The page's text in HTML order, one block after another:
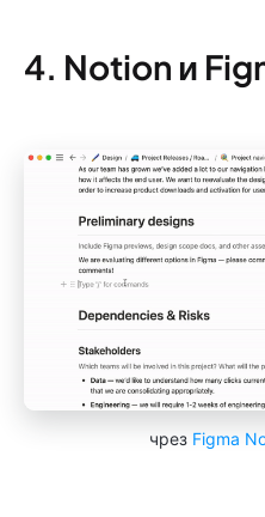
4. Notion и
чрез Figma